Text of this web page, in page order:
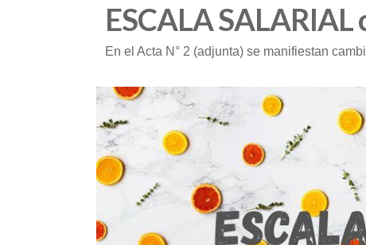
ESCALA
En el Acta N° 2 (adjunta) se manifiestan